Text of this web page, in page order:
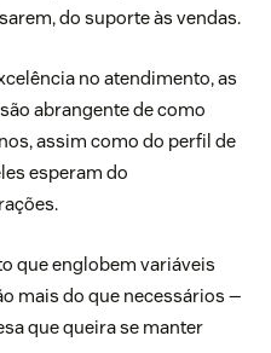
do suporte às vendas.
no atendimento, as
abrangente de como
assim como do perfil de
esperam do
que englobem variáveis
mais do que necessários —
que queira se manter